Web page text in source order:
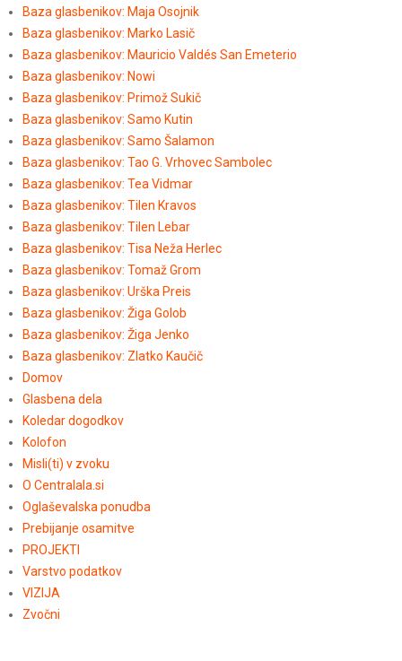
Baza glasbenikov: Maja Osojnik
Baza glasbenikov: Marko Lasič
Baza glasbenikov: Mauricio Valdés San Emeterio
Baza glasbenikov: Nowi
Baza glasbenikov: Primož Sukič
Baza glasbenikov: Samo Kutin
Baza glasbenikov: Samo Šalamon
Baza glasbenikov: Tao G. Vrhovec Sambolec
Baza glasbenikov: Tea Vidmar
Baza glasbenikov: Tilen Kravos
Baza glasbenikov: Tilen Lebar
Baza glasbenikov: Tisa Neža Herlec
Baza glasbenikov: Tomaž Grom
Baza glasbenikov: Urška Preis
Baza glasbenikov: Žiga Golob
Baza glasbenikov: Žiga Jenko
Baza glasbenikov: Zlatko Kaučič
Domov
Glasbena dela
Koledar dogodkov
Kolofon
Misli(ti) v zvoku
O Centralala.si
Oglaševalska ponudba
Prebijanje osamitve
PROJEKTI
Varstvo podatkov
VIZIJA
Zvočni